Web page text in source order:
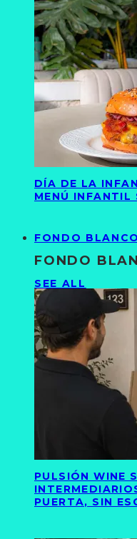
DÍA DE LA
MENÚ INFANTIL
FONDO BLANCO
FONDO
SEE ALL
PULSIÓN WINE
PUERTA, SIN